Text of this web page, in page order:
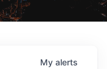
My alerts